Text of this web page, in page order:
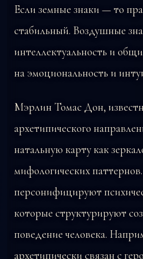
Если земные знаки — то
стабильный. Воздушные
интеллектуальность и
на эмоциональность и
Мэрлин Томас Дон,
архетипического
натальную карту как
мифологических
персонифицируют
которые структурируют
поведение человека.
архетипически связан с